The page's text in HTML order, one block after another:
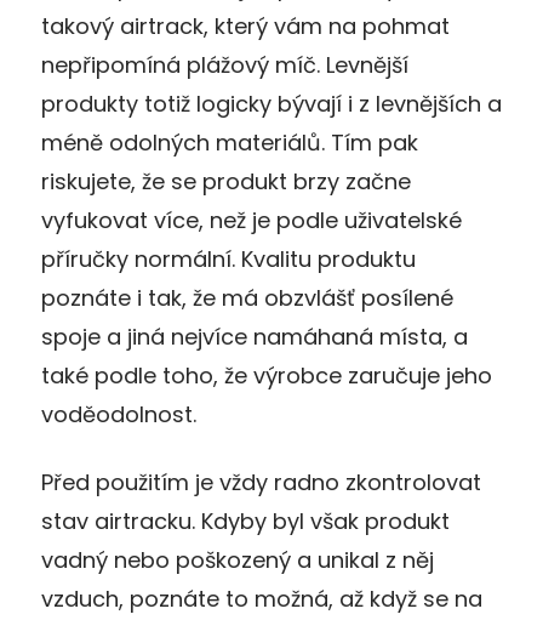
takový airtrack, který vám na pohmat
nepřipomíná plážový míč. Levnější
produkty totiž logicky bývají i z levnějších a
méně odolných materiálů. Tím pak
riskujete, že se produkt brzy začne
vyfukovat více, než je podle uživatelské
příručky normální. Kvalitu produktu
poznáte i tak, že má obzvlášť posílené
spoje a jiná nejvíce namáhaná místa, a
také podle toho, že výrobce zaručuje jeho
voděodolnost.
Před použitím je vždy radno zkontrolovat
stav airtracku. Kdyby byl však produkt
vadný nebo poškozený a unikal z něj
vzduch, poznáte to možná, až když se na